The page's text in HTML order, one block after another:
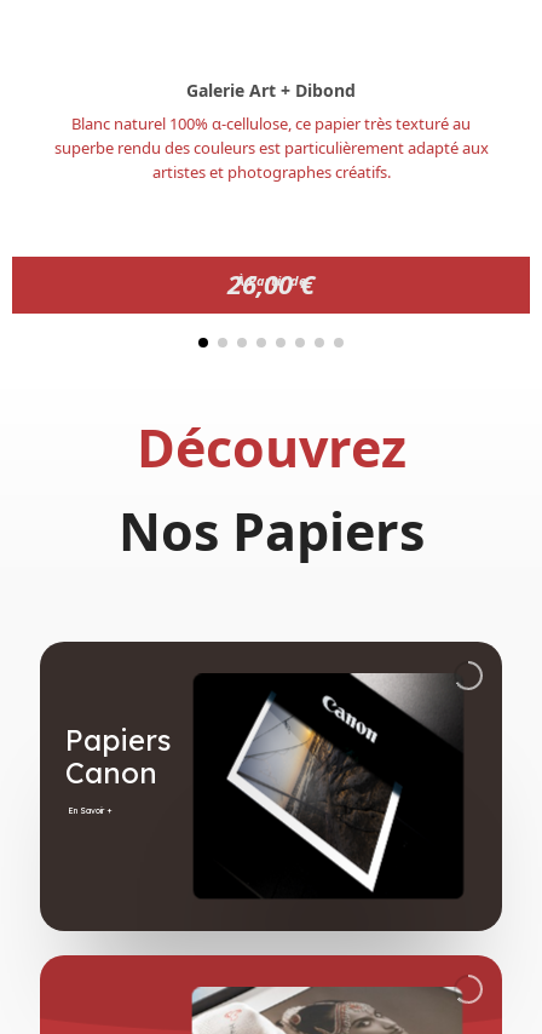
Galerie Art + Dibond
Blanc naturel 100% α-cellulose, ce papier très texturé au
superbe rendu des couleurs est particulièrement adapté aux
artistes et photographes créatifs.
À Partir de
26,00 €
Découvrez
Nos Papiers
En Savoir +
Canon
Papiers